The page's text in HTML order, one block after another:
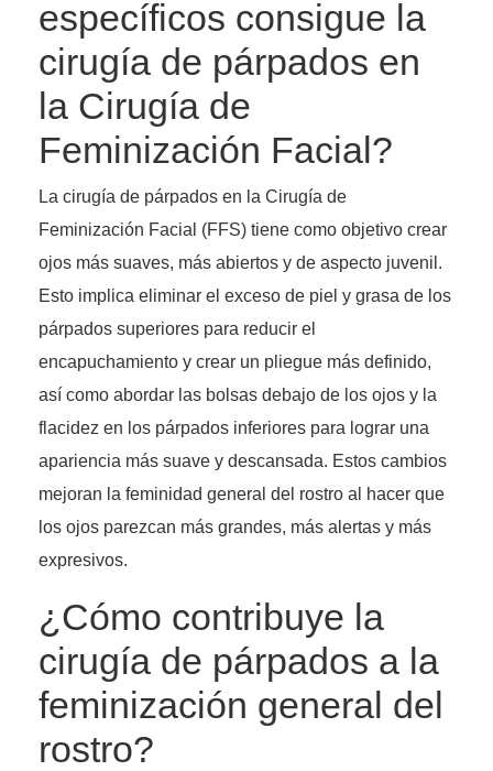
específicos consigue la
cirugía de párpados en
la Cirugía de
Feminización Facial?
La cirugía de párpados en la Cirugía de
Feminización Facial (FFS) tiene como objetivo crear
ojos más suaves, más abiertos y de aspecto juvenil.
Esto implica eliminar el exceso de piel y grasa de los
párpados superiores para reducir el
encapuchamiento y crear un pliegue más definido,
así como abordar las bolsas debajo de los ojos y la
flacidez en los párpados inferiores para lograr una
apariencia más suave y descansada. Estos cambios
mejoran la feminidad general del rostro al hacer que
los ojos parezcan más grandes, más alertas y más
expresivos.
¿Cómo contribuye la
cirugía de párpados a la
feminización general del
rostro?